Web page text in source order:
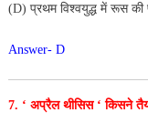
(D) प्रथम विश्वयुद्ध में रूस की
Answer- D
7. ‘ अप्रैल थीसिस ‘ किसने